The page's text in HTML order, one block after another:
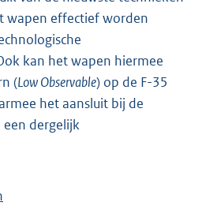
wapen effectief worden
kan het wapen hiermee
(Low Observable) op de F-35
het aansluit bij de
dergelijk